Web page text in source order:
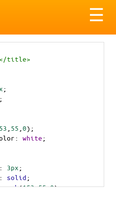
☰
title>
;
;
55 0);
: white;
: 3px;
: solid;
rgb(153,55,0);